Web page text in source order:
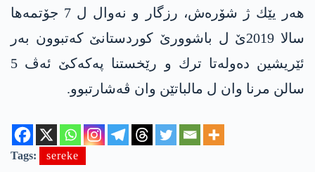
هه‌ر یێك ژ شۆره‌ش، رزگار و نه‌وال ل 7 جۆتمه‌ها
سالا 2019ێ ل باشوورێ كوردستانێ كه‌تبوون به‌ر
ئێریشین ده‌وله‌تا ترك و رێخستنا په‌كه‌كێ ئه‌ڤ 5
سالن مرنا وان ل مالباتێن وان ڤه‌شارتبوو.
Tags: sereke